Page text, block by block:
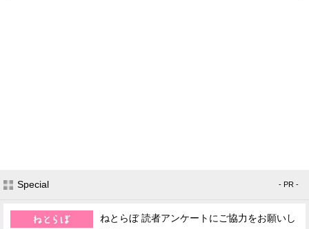
Special - PR -
ねとらぼ 読者アンケートにご協力をお願いし